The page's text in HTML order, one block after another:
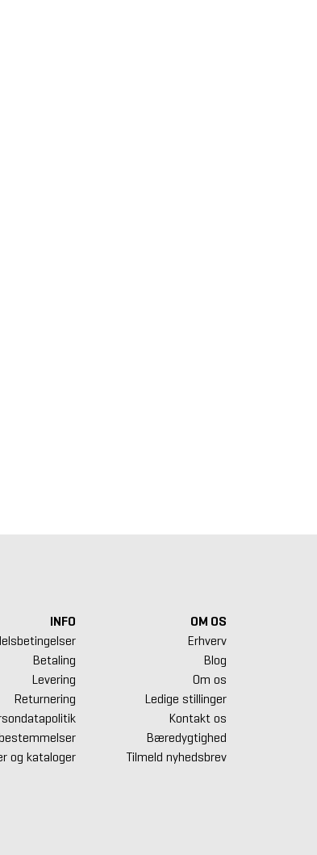
INFO
Betaling
Levering
Returnering
og kataloger
OM OS
Erhverv
Blog
Om os
Ledige stillinger
Kontakt os
Bæredygtighed
Tilmeld nyhedsbrev